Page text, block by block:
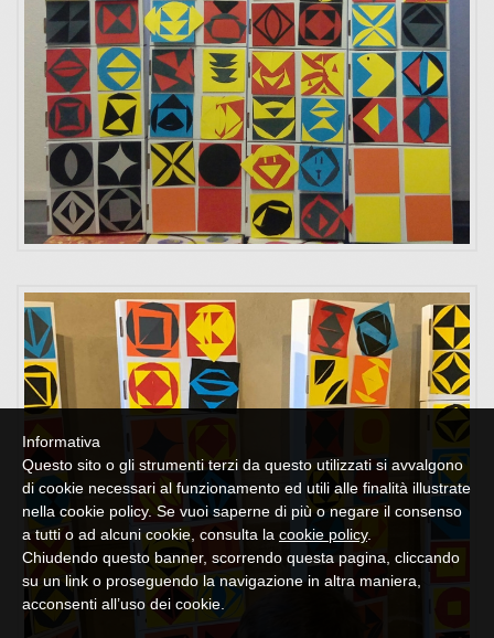
Informativa
Questo sito o gli strumenti terzi da questo utilizzati si avvalgono
di cookie necessari al funzionamento ed utili alle finalità illustrate
nella cookie policy. Se vuoi saperne di più o negare il consenso
a tutti o ad alcuni cookie, consulta la cookie policy.
Chiudendo questo banner, scorrendo questa pagina, cliccando
su un link o proseguendo la navigazione in altra maniera,
acconsenti all’uso dei cookie.